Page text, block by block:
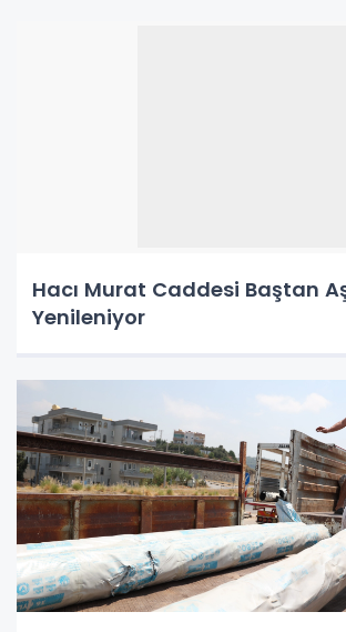
Hacı Murat Caddesi Baştan
Yenileniyor